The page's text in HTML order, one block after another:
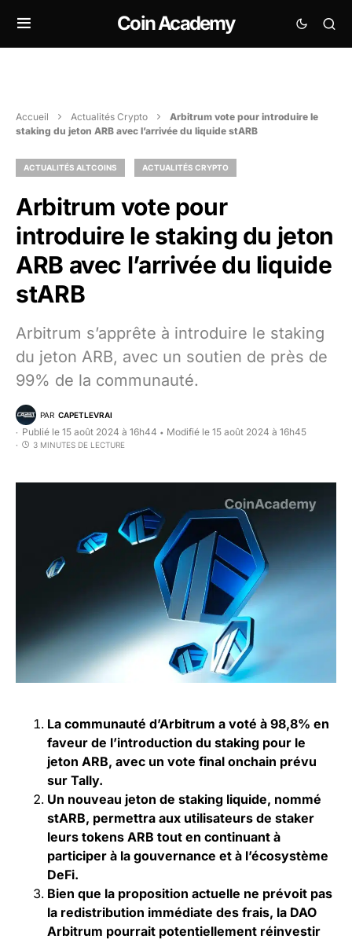
Coin Academy
Accueil Actualités Crypto
Arbitrum vote pour introduire le
staking du jeton ARB avec l’arrivée du liquide stARB
ACTUALITÉS ALTCOINS ACTUALITÉS CRYPTO
Arbitrum vote pour
introduire le staking du jeton
ARB avec l’arrivée du liquide
stARB
Arbitrum s’apprête à introduire le staking
du jeton ARB, avec un soutien de près de
99% de la communauté.
PAR CAPETLEVRAI
Publié le 15 août 2024 à 16h44 • Modifié le 15 août 2024 à 16h45
3 MINUTES DE LECTURE
La communauté d’Arbitrum a voté à 98,8% en
faveur de l’introduction du staking pour le
jeton ARB, avec un vote final onchain prévu
sur Tally.
Un nouveau jeton de staking liquide, nommé
stARB, permettra aux utilisateurs de staker
leurs tokens ARB tout en continuant à
participer à la gouvernance et à l’écosystème
DeFi.
Bien que la proposition actuelle ne prévoit pas
la redistribution immédiate des frais, la DAO
Arbitrum pourrait potentiellement réinvestir